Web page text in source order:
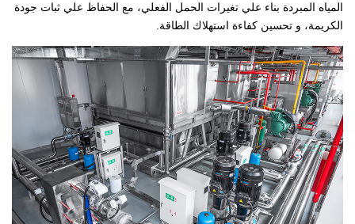
المياه المبردة بناء علي تغيرات الحمل الفعلي، مع الحفاظ علي ثبات جودة
الكريمة، و تحسين كفاءة استهلاك الطاقة.